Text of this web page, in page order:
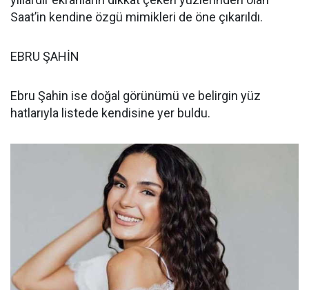
Saat’in kendine özgü mimikleri de öne çıkarıldı.
EBRU ŞAHİN
Ebru Şahin ise doğal görünümü ve belirgin yüz
hatlarıyla listede kendisine yer buldu.